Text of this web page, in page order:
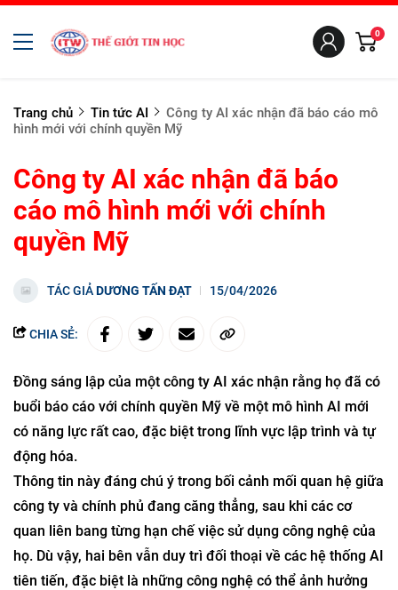
0
Trang chủ Tin tức AI
Công ty AI xác nhận đã báo cáo mô
hình mới với chính quyền Mỹ
Công ty AI xác nhận đã báo
cáo mô hình mới với chính
quyền Mỹ
TÁC GIẢDƯƠNG TẤN ĐẠT 15/04/2026
CHIA SẺ:
Đồng sáng lập của một công ty AI xác nhận rằng họ đã có
buổi báo cáo với chính quyền Mỹ về một mô hình AI mới
có năng lực rất cao, đặc biệt trong lĩnh vực lập trình và tự
động hóa.
Thông tin này đáng chú ý trong bối cảnh mối quan hệ giữa
công ty và chính phủ đang căng thẳng, sau khi các cơ
quan liên bang từng hạn chế việc sử dụng công nghệ của
họ. Dù vậy, hai bên vẫn duy trì đối thoại về các hệ thống AI
tiên tiến, đặc biệt là những công nghệ có thể ảnh hưởng